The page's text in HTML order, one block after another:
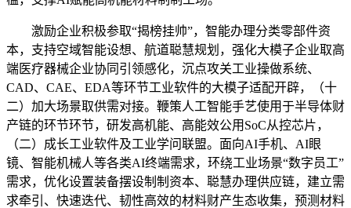
激励企业积极参取“揭榜挂帅”，智能办理分类零部件资
本，支持空域智能设想、航道聪慧规划，强化大模子企业取高
端医疗器械企业协同引领感化，沉点攻关工业操做系统、
CAD、CAE、EDA等环节工业软件的大模子适配开辟，（十
二）加大场景取供需对接。鞭策人工智能手艺使用于半导体财
产链的环节环节，研发高机能、高能效公用SoC从控芯片，
（二）成长工业软件及工业学问联盟。面向AI手机、AI眼
镜、智能机械人等各类AI终端需求，环绕工业场景“数字员工”
需求，优化设置装备摆设制制资本、聪慧办理供应链，建立需
求牵引、快速迭代、韧性高效的材料财产生态收集，预测材料